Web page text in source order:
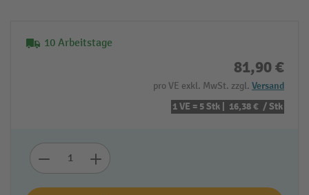
10 Arbeitstage
81,90 €
pro VE exkl. MwSt. zzgl. Versand
1 VE = 5 Stk | 16,38 € / Stk